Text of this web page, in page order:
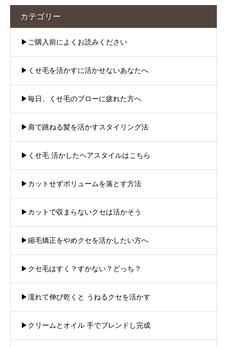
カテゴリー
▶︎ご購入前によくお読みください
▶︎くせ毛を活かすに活かせないあなたへ
▶︎毎日、くせ毛のブローに疲れた方へ
▶︎肩で跳ねる髪を活かすスタイリング法
▶︎くせ毛 活かしたヘアスタイルはこちら
▶︎カットせずボリュームを落とす方法
▶︎カットで収まらないクセは活かそう
▶︎縮毛矯正をやめクセを活かしたい方へ
▶︎クセ毛はすく？すかない？どっち？
▶︎濡れて伸び乾くと うねるクセを活かす
▶︎クリームとオイル 手でブレンドし完成